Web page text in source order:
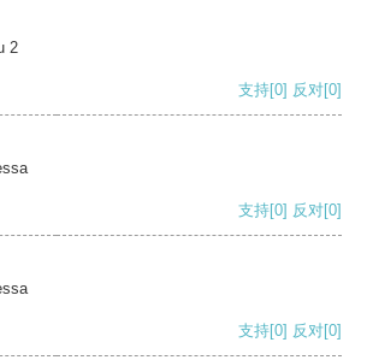
2
支持[0] 反对[0]
支持[0] 反对[0]
支持[0] 反对[0]